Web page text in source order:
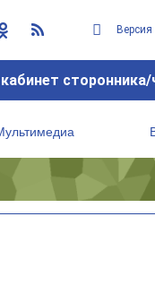
сторонника/